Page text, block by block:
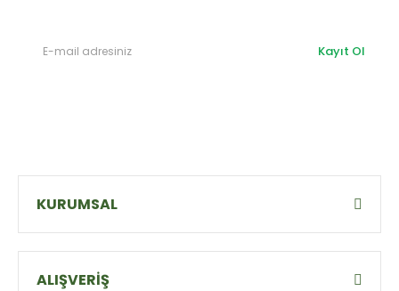
Kayıt Ol
KURUMSAL
ALIŞVERİŞ